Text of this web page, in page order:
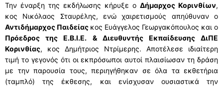
Την έναρξη της εκδήλωσης κήρυξε ο Δήμαρχος Κορινθίων,
κος Νικόλαος Σταυρέλης, ενώ χαιρετισμούς απηύθυναν ο
Αντιδήμαρχος Παιδείας κος Ευάγγελος Γεωργακόπουλος και ο
Πρόεδρος της Ε.Β.Ι.Ε. & Διευθυντής Εκπαίδευσης ΔιΠΕ
Κορινθίας, κος Δημήτριος Ντρίμερης. Αποτέλεσε ιδιαίτερη
τιμή το γεγονός ότι οι εκπρόσωποι αυτοί πλαισίωσαν τη δράση
με την παρουσία τους, περιηγήθηκαν σε όλα τα εκθετήρια
(ταμπλό) της έκθεσης, και ενίσχυσαν ουσιαστικά την